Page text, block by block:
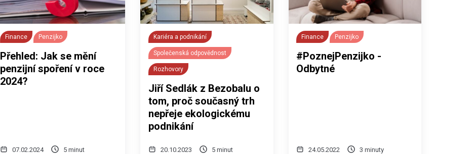
Finance Penzijko
Přehled: Jak se mění
penzijní spoření v roce
2024?
07.02.2024 5 minut
Kariéra a podnikání
Společenská odpovědnost
Rozhovory
Jiří Sedlák z Bezobalu o
tom, proč současný trh
nepřeje ekologickému
podnikání
20.10.2023 5 minut
Finance Penzijko
#PoznejPenzijko -
Odbytné
24.05.2022 3 minuty